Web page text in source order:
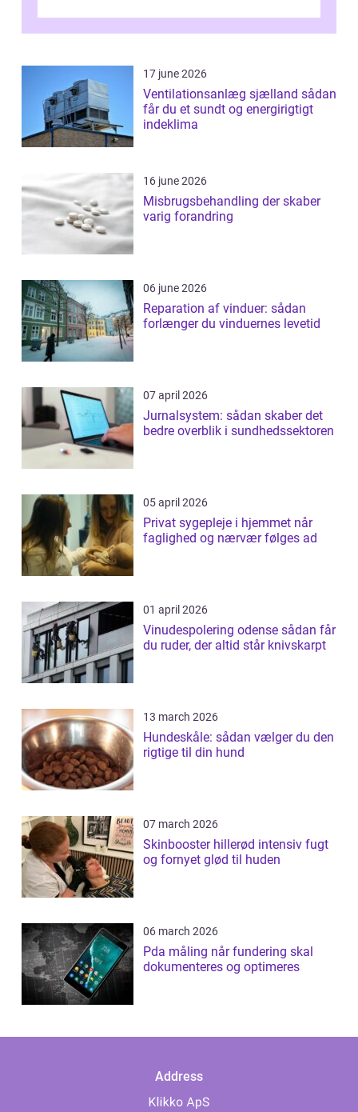
17 june 2026
Ventilationsanlæg sjælland sådan
får du et sundt og energirigtigt
indeklima
16 june 2026
Misbrugsbehandling der skaber
varig forandring
06 june 2026
Reparation af vinduer: sådan
forlænger du vinduernes levetid
07 april 2026
Jurnalsystem: sådan skaber det
bedre overblik i sundhedssektoren
05 april 2026
Privat sygepleje i hjemmet når
faglighed og nærvær følges ad
01 april 2026
Vinudespolering odense sådan får
du ruder, der altid står knivskarpt
13 march 2026
Hundeskåle: sådan vælger du den
rigtige til din hund
07 march 2026
Skinbooster hillerød intensiv fugt
og fornyet glød til huden
06 march 2026
Pda måling når fundering skal
dokumenteres og optimeres
Address